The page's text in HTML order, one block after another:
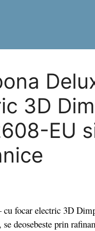
3D
EU
focar electric 3D
deosebeste prin